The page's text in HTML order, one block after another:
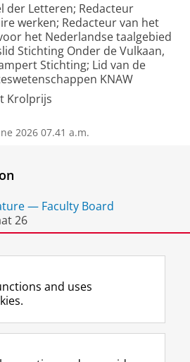
der Letteren; Redacteur
werken; Redacteur van het
het Nederlandse taalgebied
Stichting Onder de Vulkaan,
Stichting; Lid van de
KNAW
Krolprijs
2026 07.41 a.m.
— Faculty Board
26
UG
F
a
L
i
R
S
I
n
Y
o
and uses